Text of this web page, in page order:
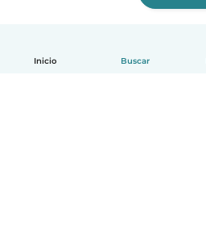
Inicio Buscar